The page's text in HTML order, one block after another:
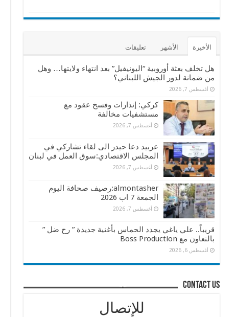
الأخيرة الأشهر تعليقات
هل تخلف بعثة أوروبية “اليونيفيل” بعد انتهاء ولايتها… وهل
من ضمانة لدور الجيش اللبناني؟
أغسطس 7, 2026
كركي: إنذارات وفسخ عقود مع
مستشفيات مخالفة
أغسطس 7, 2026
عربيد دعا حيدر الى لقاء تشاركي في
المجلس الاقتصادي:سوق العمل في لبنان
أغسطس 7, 2026
almontasher:رصيف صحافة اليوم
الجمعة 7 اب 2026
أغسطس 7, 2026
قريباً.. علي ياغي يجدد الحماس بأغنية جديدة ” رح ضل ”
بالتعاون مع Boss Production
أغسطس 6, 2026
contact us
للإتصال